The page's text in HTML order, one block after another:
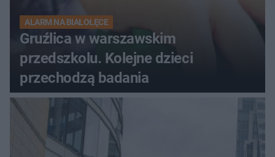
ALARM NA BIAŁOŁĘCE
Gruźlica w warszawskim
przedszkolu. Kolejne dzieci
przechodzą badania